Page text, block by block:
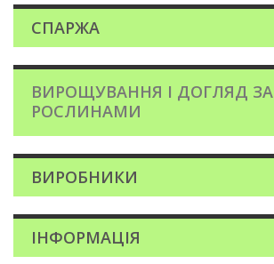
СПАРЖА
ВИРОЩУВАННЯ І ДОГЛЯД ЗА
РОСЛИНАМИ
ВИРОБНИКИ
ІНФОРМАЦІЯ